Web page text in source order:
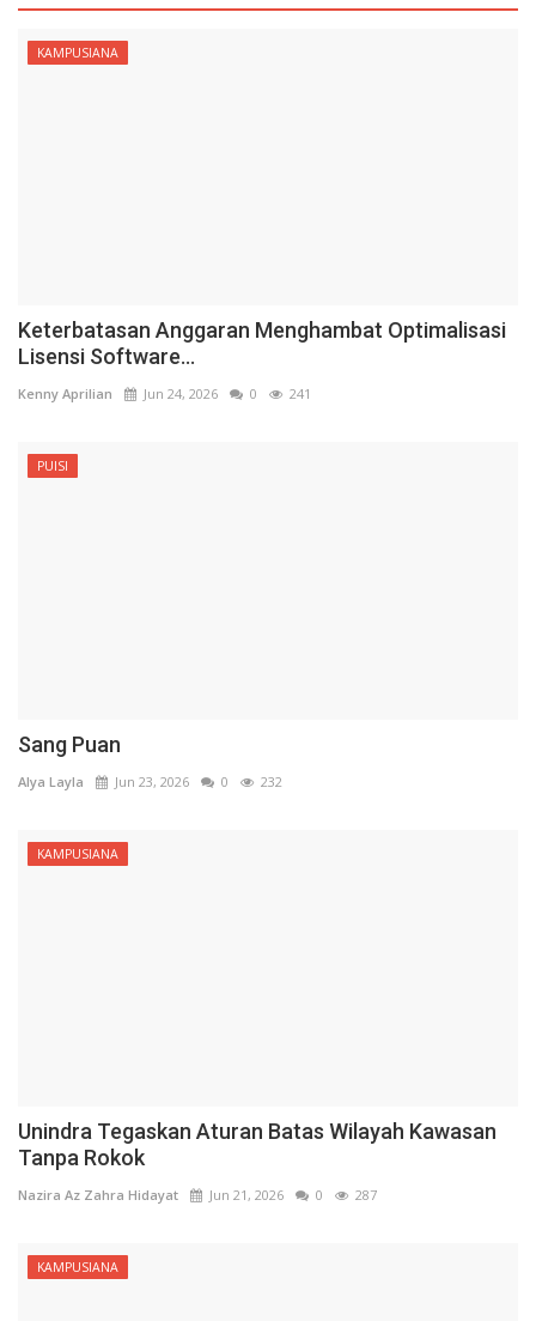
KAMPUSIANA
Keterbatasan Anggaran Menghambat Optimalisasi
Lisensi Software...
Kenny Aprilian Jun 24, 2026 0 241
PUISI
Sang Puan
Alya Layla Jun 23, 2026 0 232
KAMPUSIANA
Unindra Tegaskan Aturan Batas Wilayah Kawasan
Tanpa Rokok
Nazira Az Zahra Hidayat Jun 21, 2026 0 287
KAMPUSIANA